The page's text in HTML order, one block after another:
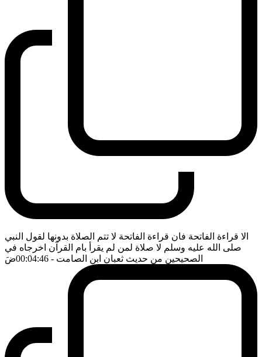
الا قراءة الفاتحة فان قراءة الفاتحة لا تتم الصلاة بدونها لقول النبي
صلى الله عليه وسلم لا صلاة لمن لم يقرأ بام القرآن اخرجاه في
الصحيحين من حديث ثعبان ابن الصامت - 00:04:46 ضَ